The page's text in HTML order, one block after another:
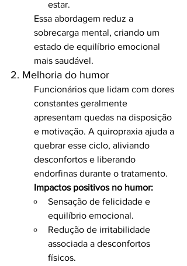
estar.
Essa abordagem reduz a
sobrecarga mental, criando um
estado de equilíbrio emocional
mais saudável.
2. Melhoria do humor
Funcionários que lidam com dores
constantes geralmente
apresentam quedas na disposição
e motivação. A quiropraxia ajuda a
quebrar esse ciclo, aliviando
desconfortos e liberando
endorfinas durante o tratamento.
Impactos positivos no humor:
Sensação de felicidade e
equilíbrio emocional.
Redução de irritabilidade
associada a desconfortos
físicos.